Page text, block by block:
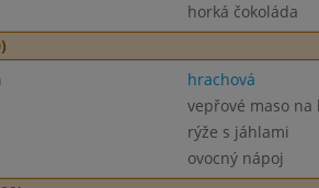
horká čokoláda
hrachová
vepřové maso na
rýže s jáhlami
ovocný nápoj